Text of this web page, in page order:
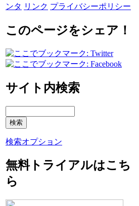
ンタ リンク プライバシーポリシー
このページをシェア！
サイト内検索
検索オプション
無料トライアルはこち
ら